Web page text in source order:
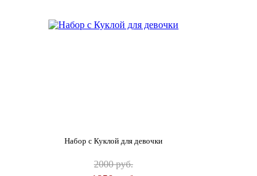
Набор с Куклой для девочки
2000руб.